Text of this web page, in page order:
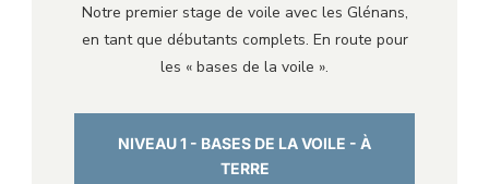
Notre premier stage de voile avec les Glénans,
en tant que débutants complets. En route pour
les « bases de la voile ».
NIVEAU 1 - BASES DE LA VOILE - À
TERRE